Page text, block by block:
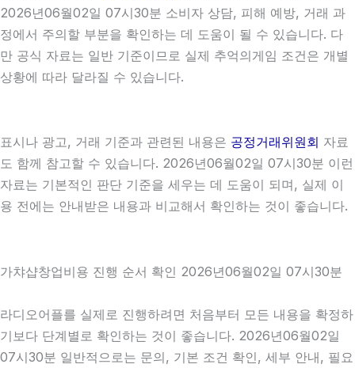
2026년06월02일 07시30분 소비자 상담, 피해 예방, 거래 과
정에서 주의할 부분을 확인하는 데 도움이 될 수 있습니다. 다
만 공식 자료는 일반 기준이므로 실제 추억의게임 조건은 개별
상황에 따라 달라질 수 있습니다.
표시나 광고, 거래 기준과 관련된 내용은 공정거래위원회 자료
도 함께 참고할 수 있습니다. 2026년06월02일 07시30분 이런
자료는 기본적인 판단 기준을 세우는 데 도움이 되며, 실제 이
용 전에는 안내받은 내용과 비교해서 확인하는 것이 좋습니다.
가챠샵창업비용 진행 순서 확인 2026년06월02일 07시30분
라디오어플를 실제로 진행하려면 처음부터 모든 내용을 확정하
기보다 단계별로 확인하는 것이 좋습니다. 2026년06월02일
07시30분 일반적으로는 문의, 기본 조건 확인, 세부 안내, 필요